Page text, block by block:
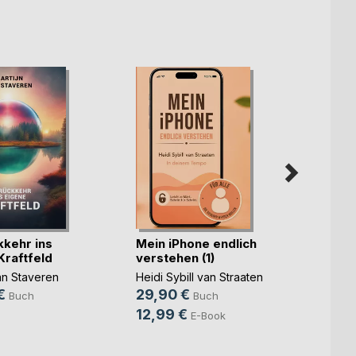
ins
Staveren
Buch
Mein iPhone endlich
verstehen (1)
Heidi Sybill van Straaten
29,90 € Buch
12,99 € E-Book